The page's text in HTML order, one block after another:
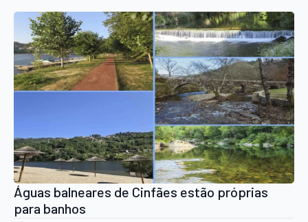
Águas balneares de Cinfães estão próprias
para banhos